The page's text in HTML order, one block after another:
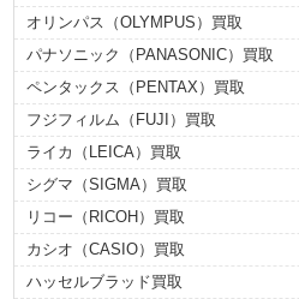
オリンパス（OLYMPUS）買取
パナソニック（PANASONIC）買取
ペンタックス（PENTAX）買取
フジフィルム（FUJI）買取
ライカ（LEICA）買取
シグマ（SIGMA）買取
リコー（RICOH）買取
カシオ（CASIO）買取
ハッセルブラッド買取